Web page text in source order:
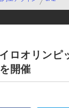
ロオリンピ
開催